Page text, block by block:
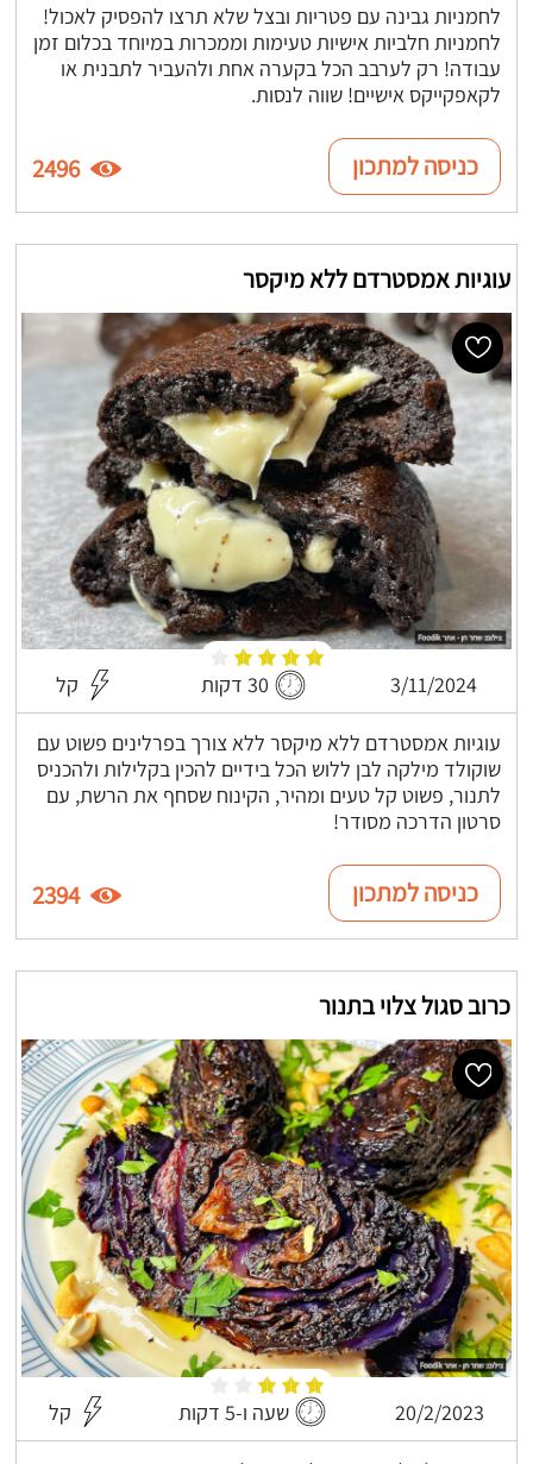
לחמניות גבינה עם פטריות ובצל שלא תרצו להפסיק לאכול!
לחמניות חלביות אישיות טעימות וממכרות במיוחד בכלום זמן
עבודה! רק לערבב הכל בקערה אחת ולהעביר לתבנית או
לקאפקייקס אישיים! שווה לנסות.
כניסה למתכון 2496
עוגיות אמסטרדם ללא מיקסר
3/11/2024 30 דקות קל
עוגיות אמסטרדם ללא מיקסר ללא צורך בפרלינים פשוט עם
שוקולד מילקה לבן ללוש הכל בידיים להכין בקלילות ולהכניס
לתנור, פשוט קל טעים ומהיר, הקינוח שסחף את הרשת, עם
סרטון הדרכה מסודר!
כניסה למתכון 2394
כרוב סגול צלוי בתנור
20/2/2023 שעה ו-5 דקות קל